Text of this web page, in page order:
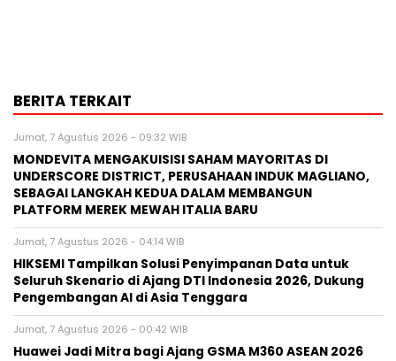
BERITA TERKAIT
Jumat, 7 Agustus 2026 - 09:32 WIB
MONDEVITA MENGAKUISISI SAHAM MAYORITAS DI
UNDERSCORE DISTRICT, PERUSAHAAN INDUK MAGLIANO,
SEBAGAI LANGKAH KEDUA DALAM MEMBANGUN
PLATFORM MEREK MEWAH ITALIA BARU
Jumat, 7 Agustus 2026 - 04:14 WIB
HIKSEMI Tampilkan Solusi Penyimpanan Data untuk
Seluruh Skenario di Ajang DTI Indonesia 2026, Dukung
Pengembangan AI di Asia Tenggara
Jumat, 7 Agustus 2026 - 00:42 WIB
Huawei Jadi Mitra bagi Ajang GSMA M360 ASEAN 2026